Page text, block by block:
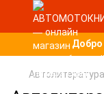
Добро